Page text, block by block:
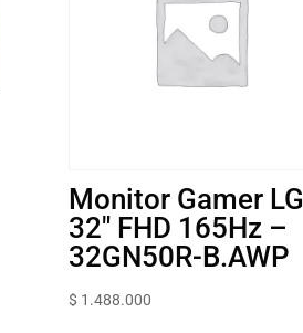
Monitor Gamer LG
32″ FHD 165Hz –
32GN50R-B.AWP
$ 1.488.000